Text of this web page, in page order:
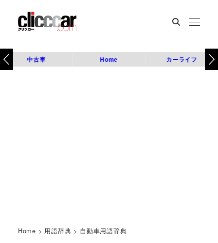
中古車 Home カーライフ
Home > 用語辞典 > 自動車用語辞典